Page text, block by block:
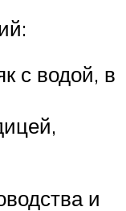
с водой, в
и